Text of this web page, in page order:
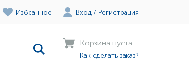
Избранное Вход / Регистрация
Корзина пуста
Как сделать заказ?